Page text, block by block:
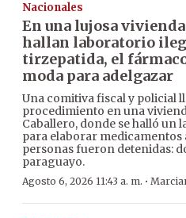
Nacionales
En una lujosa vivienda
hallan laboratorio
tirzepatida, el
moda para adelgazar
Una comitiva fiscal y policial
procedimiento en una
Caballero, donde se halló un
para elaborar medicamentos
personas fueron detenidas:
paraguayo.
Agosto 6, 2026 11:43 a. m. ·